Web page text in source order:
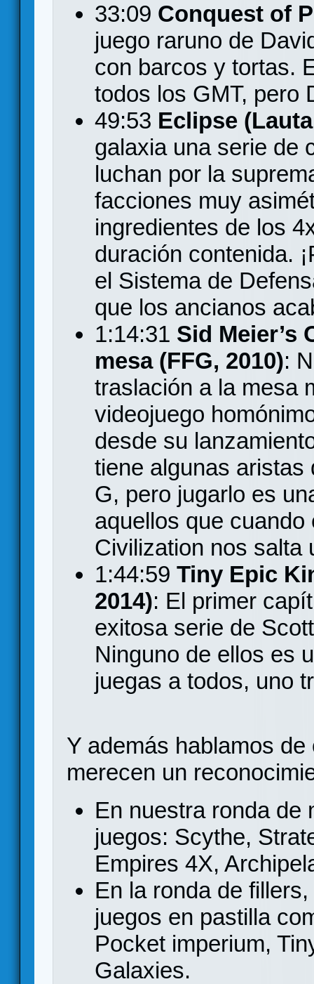
33:09 Conquest of
juego raruno de
con barcos y tortas.
todos los GMT, pero
49:53 Eclipse
galaxia una serie de
luchan por la
facciones muy
ingredientes de los
duración contenida.
el Sistema de
que los ancianos
1:14:31 Sid Meier’s
mesa (FFG, 2010):
traslación a la mesa
videojuego
desde su
tiene algunas aristas
G, pero jugarlo es
aquellos que
Civilization nos salta
1:44:59Tiny Epic
2014): El primer
exitosa serie de
Ninguno de ellos es
juegas a todos, uno
Y además hablamos
merecen un
En nuestra ronda de
juegos: Scythe,
Empires 4X,
En la ronda de
juegos en pastilla
Pocket imperium,
Galaxies.